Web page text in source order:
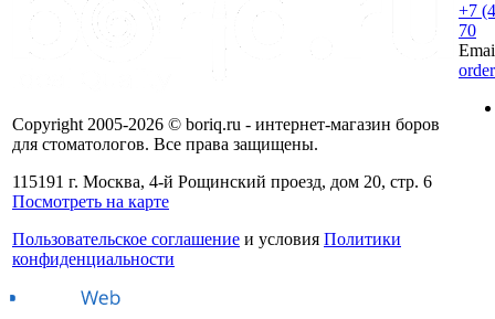
Copyright 2005-2026 © boriq.ru - интернет-магазин боров
для стоматологов. Все права защищены.
115191 г. Москва, 4-й Рощинский проезд, дом 20, стр. 6
Посмотреть на карте
Пользовательское соглашение и условия Политики
конфиденциальности
+7
70